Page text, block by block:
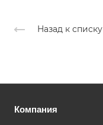
Назад к списку
Компания